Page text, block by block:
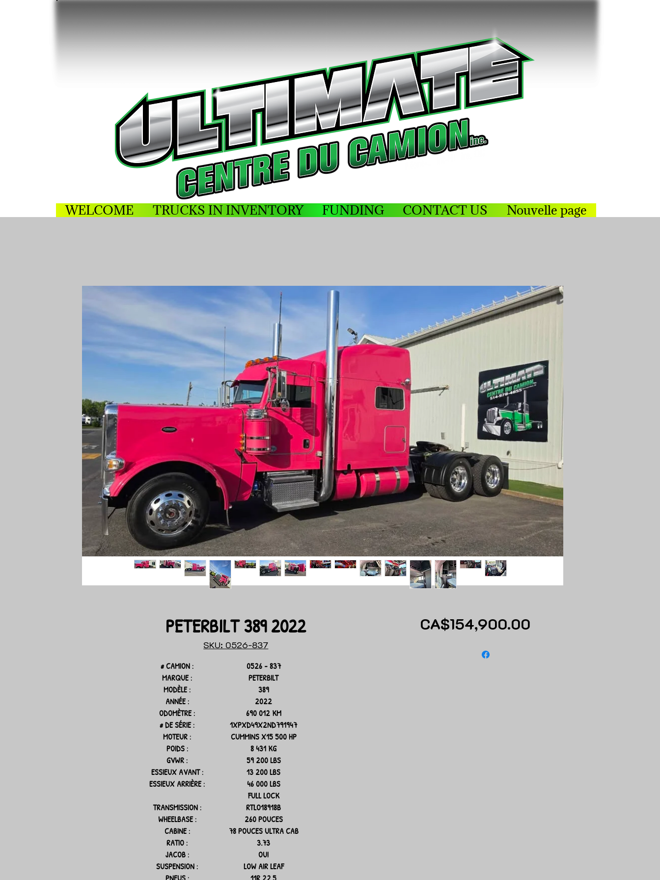
WELCOME TRUCKS IN INVENTORY FUNDING CONTACT US Nouvelle page
PETERBILT 389 2022
SKU: 0526-837
# CAMION :
0526 - 837
MARQUE :
PETERBILT
MODÈLE :
389
ANNÉE :
2022
ODOMÈTRE :
690 012 KM
# DE SÉRIE :
1XPXD49X2ND791947
MOTEUR :
CUMMINS X15 500 HP
POIDS :
8 431 KG
GVWR :
59 200 LBS
ESSIEUX AVANT :
13 200 LBS
ESSIEUX ARRIÈRE :
46 000 LBS
FULL LOCK
TRANSMISSION :
RTLO18918B
WHEELBASE :
260 POUCES
CABINE :
78 POUCES ULTRA CAB
RATIO :
3.73
JACOB :
OUI
SUSPENSION :
LOW AIR LEAF
CA$154,900.00Price